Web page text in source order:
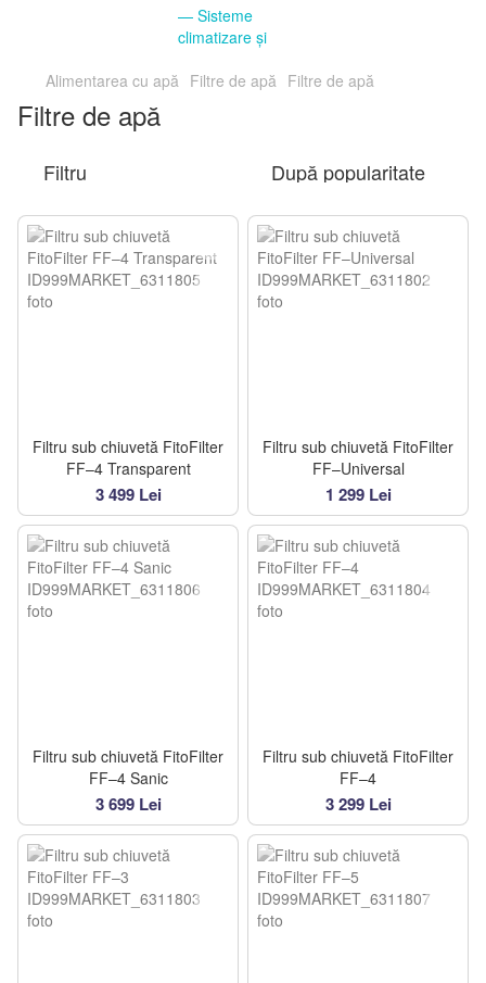
Alimentarea cu apă Filtre de apă Filtre de apă
Filtre de apă
Filtru După popularitate
Filtru sub chiuvetă FitoFilter
FF–4 Transparent
3 499 Lei
Filtru sub chiuvetă FitoFilter
FF–Universal
1 299 Lei
Filtru sub chiuvetă FitoFilter
FF–4 Sanic
3 699 Lei
Filtru sub chiuvetă FitoFilter
FF–4
3 299 Lei